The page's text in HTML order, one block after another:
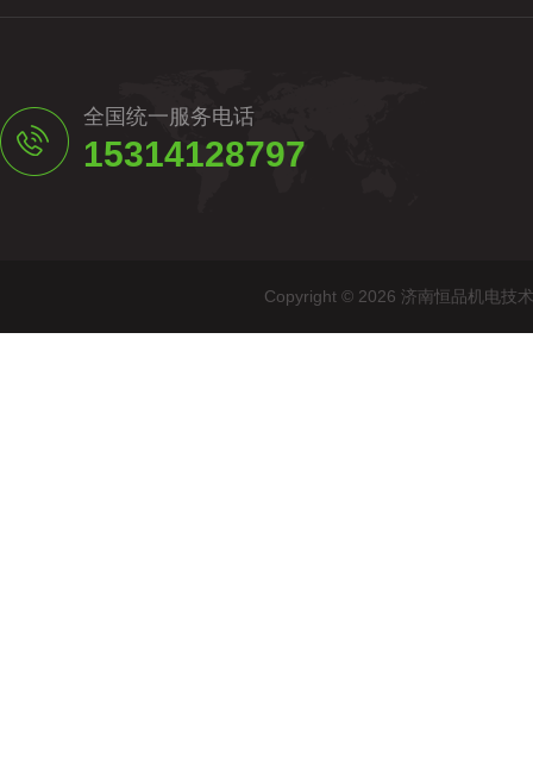
全国统一服务电话
15314128797
Copyright © 2026 济南恒品机电技